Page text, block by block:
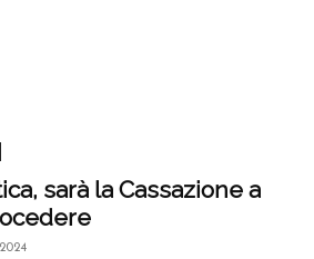
sarà la Cassazione a